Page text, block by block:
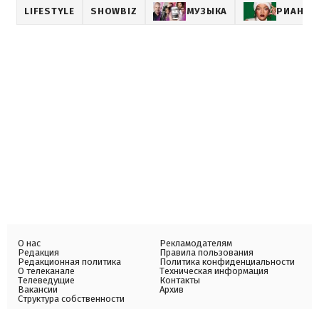
LIFESTYLE SHOWBIZ МУЗЫКА РИАННА
О нас
Редакция
Редакционная политика
О телеканале
Телеведущие
Вакансии
Структура собственности
Рекламодателям
Правила пользования
Политика конфиденциальности
Техническая информация
Контакты
Архив